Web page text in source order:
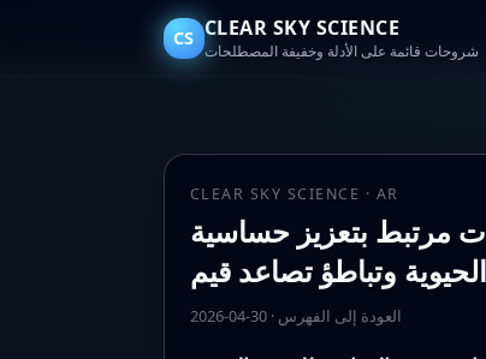
CS CLEAR SKY SCIENCE
شروحات قائمة على الأدلة وخفيفة المصطلحات
CLEAR SKY SCIENCE · AR
مرتبط بتعزيز حساسية
2026-04-30· العودة إلى الفهرس